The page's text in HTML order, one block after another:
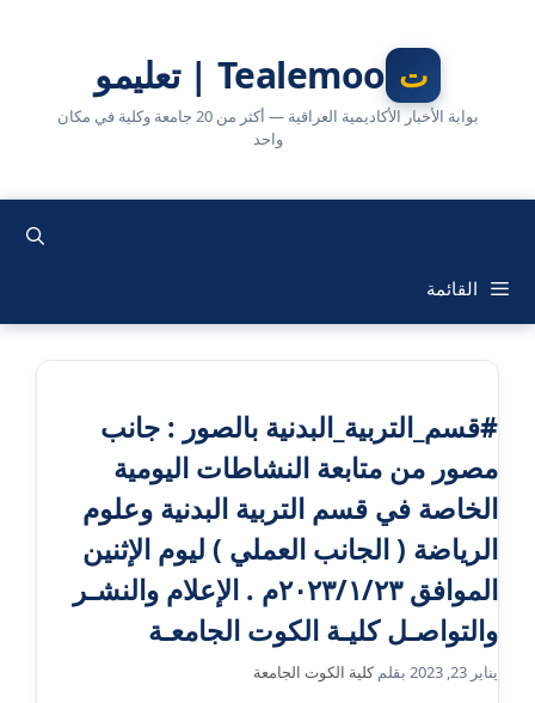
Tealemoo | تعليمو
بوابة الأخبار الأكاديمية العراقية — أكثر من 20 جامعة وكلية في مكان
واحد
القائمة
#قسم_التربية_البدنية بالصور : جانب
مصور من متابعة النشاطات اليومية
الخاصة في قسم التربية البدنية وعلوم
الرياضة ( الجانب العملي ) ليوم الإثنين
الموافق ٢٠٢٣/١/٢٣م . الإعلام والنشـر
والتواصـل كليـة الكوت الجامعـة
يناير 23, 2023 بقلمكلية الكوت الجامعة